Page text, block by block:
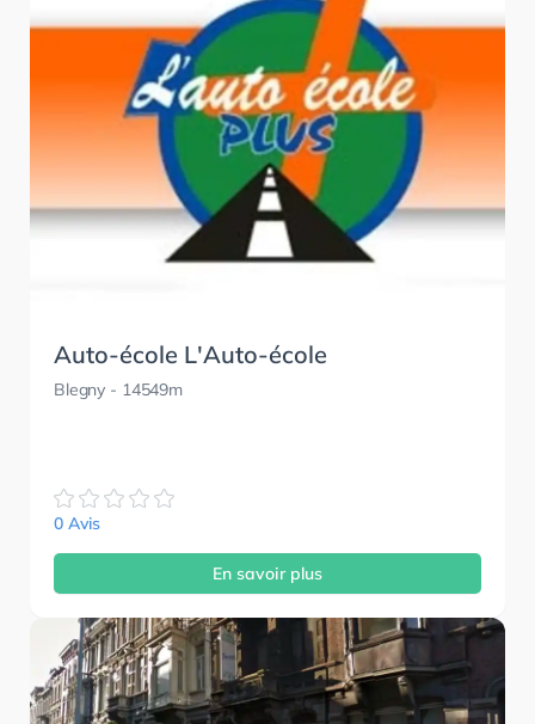
Auto-école L'Auto-école
Blegny - 14549m
0 Avis
En savoir plus